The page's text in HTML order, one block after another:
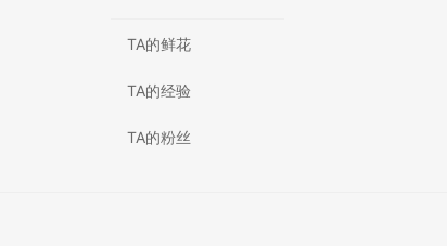
TA的鲜花
TA的经验
TA的粉丝